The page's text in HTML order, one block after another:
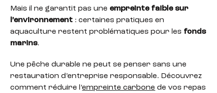
Mais il ne garantit pas une empreinte faible sur
l’environnement : certaines pratiques en
aquaculture restent problématiques pour les fonds
marins.
Une pêche durable ne peut se penser sans une
restauration d’entreprise responsable. Découvrez
comment réduire l’empreinte carbone de vos repas